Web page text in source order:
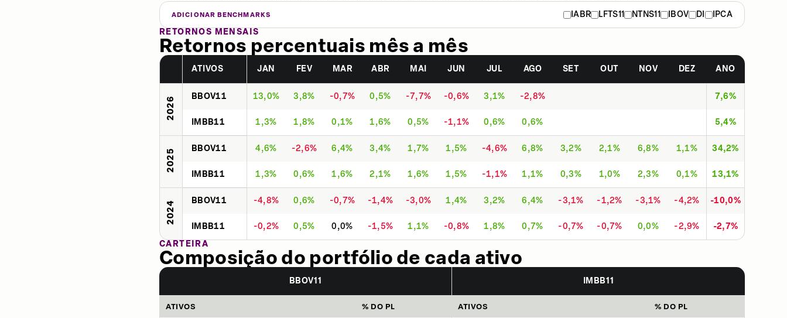
ADICIONAR BENCHMARKS IABR LFTS11 NTNS11 IBOV DI
IPCA
RETORNOS MENSAIS
Retornos percentuais mês a mês
ATIVOS JAN FEV MAR ABR MAI JUN JUL AGO SET OUT NOV DEZ ANO
2026 BBOV11 13,0% 3,8% -0,7% 0,5% -7,7% -0,6% 3,1% -2,8% 7,6%
IMBB11 1,3% 1,8% 0,1% 1,6% 0,5% -1,1% 0,6% 0,6% 5,4%
2025 BBOV11 4,6% -2,6% 6,4% 3,4% 1,7% 1,5% -4,6% 6,8% 3,2% 2,1% 6,8% 1,1% 34,2%
IMBB11 1,3% 0,6% 1,6% 2,1% 1,6% 1,5% -1,1% 1,1% 0,3% 1,0% 2,3% 0,1% 13,1%
2024 BBOV11 -4,8% 0,6% -0,7% -1,4% -3,0% 1,4% 3,2% 6,4% -3,1% -1,2% -3,1% -4,2% -10,0%
IMBB11 -0,2% 0,5% 0,0% -1,5% 1,1% -0,8% 1,8% 0,7% -0,7% -0,7% 0,0% -2,9%
-2,7%
CARTEIRA
Composição do portfólio de cada ativo
BBOV11 IMBB11
ATIVOS % DO PL ATIVOS % DO PL